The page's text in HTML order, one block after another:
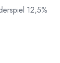
12,5%